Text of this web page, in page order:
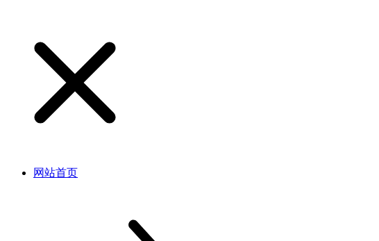
网站首页